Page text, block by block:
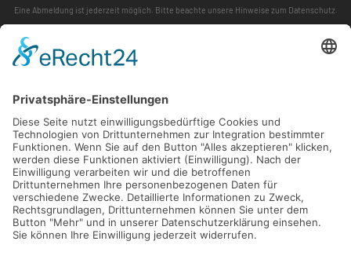
Eine Abmeldung ist jederzeit möglich. Bitte beachte unsere Hinweise zum Datenschutz.
ABONNIEREN
FOLLOW US